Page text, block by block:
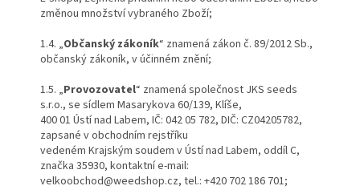
změnou množství vybraného Zboží;
1.4. „Občanský zákoník“ znamená zákon č. 89/2012 Sb.,
občanský zákoník, v účinném znění;
1.5. „Provozovatel“ znamená společnost JKS seeds
s.r.o., se sídlem Masarykova 60/139, Klíše,
400 01 Ústí nad Labem, IČ: 042 05 782, DIČ: CZ04205782,
zapsané v obchodním rejstříku
vedeném Krajským soudem v Ústí nad Labem, oddíl C,
značka 35930, kontaktní e-mail:
velkoobchod@weedshop.cz, tel.: +420 702 186 701;